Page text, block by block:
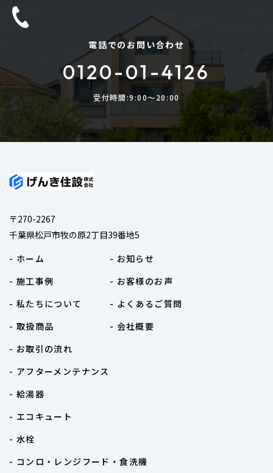
電話でのお問い合わせ
0120-01-4126
受付時間:9:00〜20:00
〒270-2267
千葉県松戸市牧の原2丁目39番地5
- ホーム
- 施工事例
- 私たちについて
- 取扱商品
- お取引の流れ
- アフターメンテナンス
- お知らせ
- お客様のお声
- よくあるご質問
- 会社概要
- 給湯器
- エコキュート
- 水栓
- コンロ・レンジフード・食洗機